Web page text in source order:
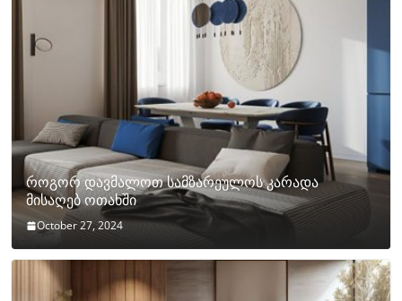
როგორ დავმალოთ სამზარეულოს კარადა
მისაღებ ოთახში
October 27, 2024